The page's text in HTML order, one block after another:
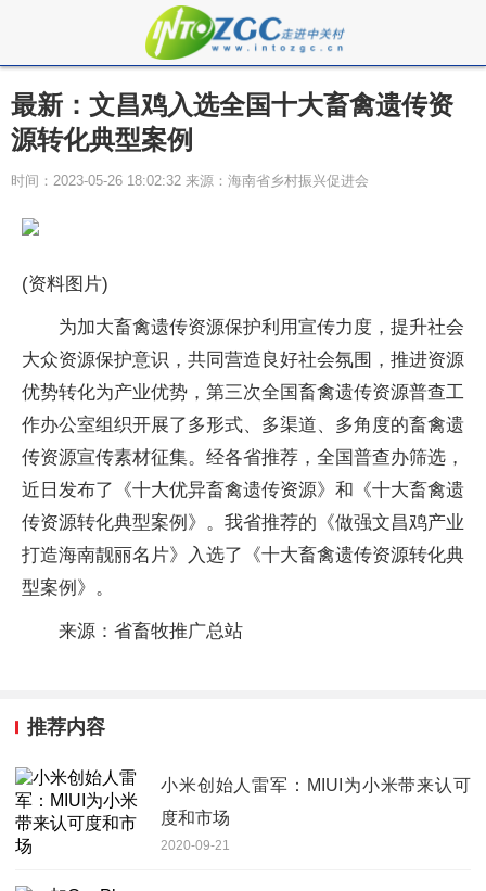
最新：文昌鸡入选全国十大畜禽遗传资
源转化典型案例
时间：2023-05-26 18:02:32 来源：海南省乡村振兴促进会
(资料图片)
为加大畜禽遗传资源保护利用宣传力度，提升社会
大众资源保护意识，共同营造良好社会氛围，推进资源
优势转化为产业优势，第三次全国畜禽遗传资源普查工
作办公室组织开展了多形式、多渠道、多角度的畜禽遗
传资源宣传素材征集。经各省推荐，全国普查办筛选，
近日发布了《十大优异畜禽遗传资源》和《十大畜禽遗
传资源转化典型案例》。我省推荐的《做强文昌鸡产业
打造海南靓丽名片》入选了《十大畜禽遗传资源转化典
型案例》。
来源：省畜牧推广总站
推荐内容
小米创始人雷军：MIUI为小米带来认可
度和市场
2020-09-21